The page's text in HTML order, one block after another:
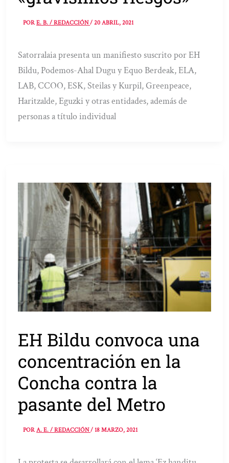
PORE. B. / REDACCIÓN/20 ABRIL, 2021
Satorralaia presenta un manifiesto suscrito por EH
Bildu, Podemos-Ahal Dugu y Equo Berdeak, ELA,
LAB, CCOO, ESK, Steilas y Kurpil, Greenpeace,
Haritzalde, Eguzki y otras entidades, además de
personas a título individual
EH Bildu convoca una
concentración en la
Concha contra la
pasante del Metro
PORA. E. / REDACCIÓN/18 MARZO, 2021